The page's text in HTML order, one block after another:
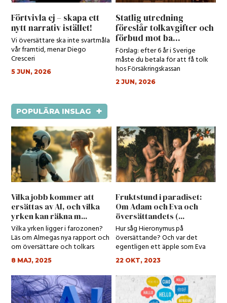
Förtvivla ej – skapa ett
nytt narrativ istället!
Vi översättare ska inte svartmåla
vår framtid, menar Diego
Cresceri
5 JUN, 2026
Statlig utredning
föreslår tolkavgifter och
förbud mot ba...
Förslag: efter 6 år i Sverige
måste du betala för att få tolk
hos Försäkringskassan
2 JUN, 2026
POPULÄRA INSLAG +
Vilka jobb kommer att
ersättas av AI, och vilka
yrken kan räkna m...
Vilka yrken ligger i farozonen?
Läs om Almegas nya rapport och
om översättare och tolkars
spådda yrk...
8 MAJ, 2025
Fruktstund i paradiset:
Om Adam och Eva och
översättandets (...
Hur såg Hieronymus på
översättande? Och var det
egentligen ett äpple som Eva
åt?
22 OKT, 2023